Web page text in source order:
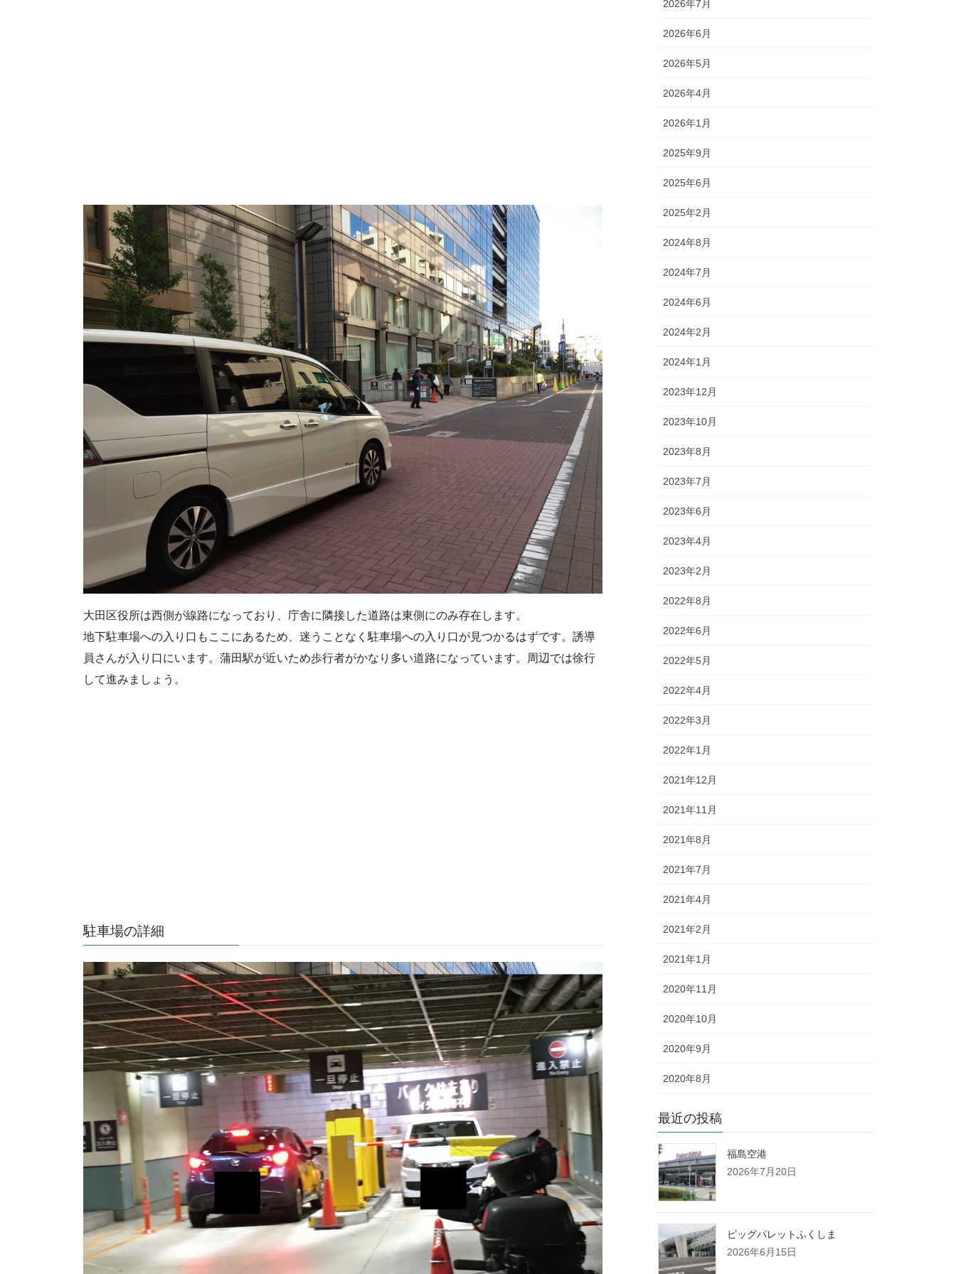
大田区役所は西側が線路になっており、庁舎に隣接した道路は東側にのみ存在します。
地下駐車場への入り口もここにあるため、迷うことなく駐車場への入り口が見つかるはずです。誘導
員さんが入り口にいます。蒲田駅が近いため歩行者がかなり多い道路になっています。周辺では徐行
して進みましょう。
駐車場の詳細
2026年7月
2026年6月
2026年5月
2026年4月
2026年1月
2025年9月
2025年6月
2025年2月
2024年8月
2024年7月
2024年6月
2024年2月
2024年1月
2023年12月
2023年10月
2023年8月
2023年7月
2023年6月
2023年4月
2023年2月
2022年8月
2022年6月
2022年5月
2022年4月
2022年3月
2022年1月
2021年12月
2021年11月
2021年8月
2021年7月
2021年4月
2021年2月
2021年1月
2020年11月
2020年10月
2020年9月
2020年8月
最近の投稿
福島空港
2026年7月20日
ビッグパレットふくしま
2026年6月15日